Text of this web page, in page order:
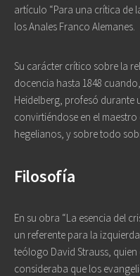
artículo “Para una crítica de
los Anales Franco Alemanes.
Su carácter crítico sobre la
docencia hasta 1848
Heidelberg, profesó durante
convirtiéndose en el
hegelianos, y sobre todo
Filosofía
En su obra “La esencia del
un referente para la
teólogo David Strauss, quien
consideraba que los